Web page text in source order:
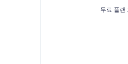
무료 플랜